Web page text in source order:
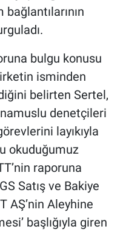
bulgu konusu
isminden
belirten Sertel,
namuslu denetçileri
layıkıyla
okuduğumuz
raporuna
Satış ve Bakiye
AŞ’nin Aleyhine
başlığıyla giren